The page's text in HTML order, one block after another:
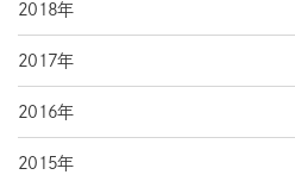
2018年
2017年
2016年
2015年